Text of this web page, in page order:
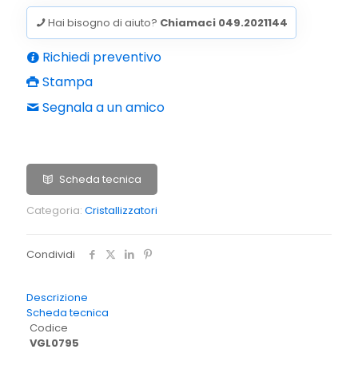
Hai bisogno di aiuto? Chiamaci 049.2021144
Richiedi preventivo
Stampa
Segnala a un amico
Scheda tecnica
Categoria: Cristallizzatori
Condividi
Descrizione
Scheda tecnica
Codice
VGL0795